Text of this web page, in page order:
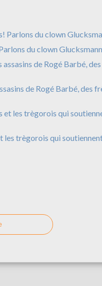
du clown Glucksmann
de Rogé Barbé, des
les trègorois qui